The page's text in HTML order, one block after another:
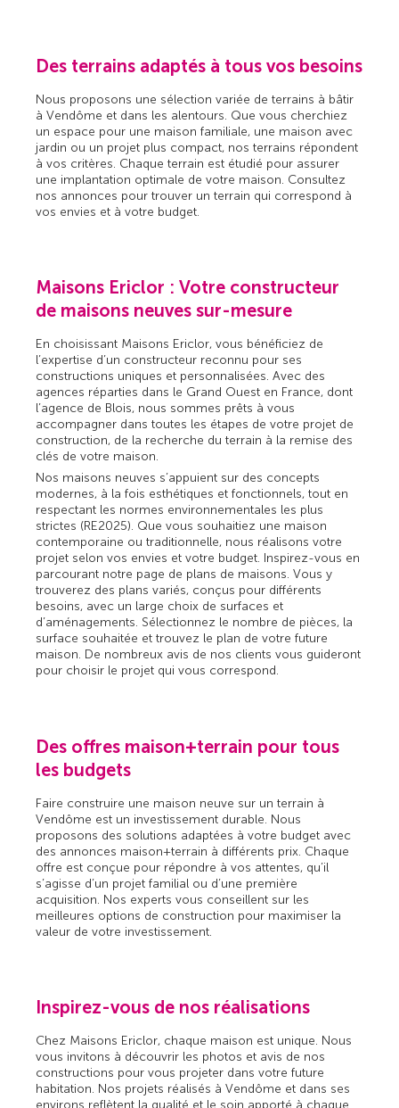
Des terrains adaptés à tous vos besoins
Nous proposons une sélection variée de terrains à bâtir
à Vendôme et dans les alentours. Que vous cherchiez
un espace pour une maison familiale, une maison avec
jardin ou un projet plus compact, nos terrains répondent
à vos critères. Chaque terrain est étudié pour assurer
une implantation optimale de votre maison. Consultez
nos annonces pour trouver un terrain qui correspond à
vos envies et à votre budget.
Maisons Ericlor : Votre constructeur
de maisons neuves sur-mesure
En choisissant Maisons Ericlor, vous bénéficiez de
l’expertise d’un constructeur reconnu pour ses
constructions uniques et personnalisées. Avec des
agences réparties dans le Grand Ouest en France, dont
l’agence de Blois, nous sommes prêts à vous
accompagner dans toutes les étapes de votre projet de
construction, de la recherche du terrain à la remise des
clés de votre maison.
Nos maisons neuves s’appuient sur des concepts
modernes, à la fois esthétiques et fonctionnels, tout en
respectant les normes environnementales les plus
strictes (RE2025). Que vous souhaitiez une maison
contemporaine ou traditionnelle, nous réalisons votre
projet selon vos envies et votre budget. Inspirez-vous en
parcourant notre page de plans de maisons. Vous y
trouverez des plans variés, conçus pour différents
besoins, avec un large choix de surfaces et
d’aménagements. Sélectionnez le nombre de pièces, la
surface souhaitée et trouvez le plan de votre future
maison. De nombreux avis de nos clients vous guideront
pour choisir le projet qui vous correspond.
Des offres maison+terrain pour tous
les budgets
Faire construire une maison neuve sur un terrain à
Vendôme est un investissement durable. Nous
proposons des solutions adaptées à votre budget avec
des annonces maison+terrain à différents prix. Chaque
offre est conçue pour répondre à vos attentes, qu’il
s’agisse d’un projet familial ou d’une première
acquisition. Nos experts vous conseillent sur les
meilleures options de construction pour maximiser la
valeur de votre investissement.
Inspirez-vous de nos réalisations
Chez Maisons Ericlor, chaque maison est unique. Nous
vous invitons à découvrir les photos et avis de nos
constructions pour vous projeter dans votre future
habitation. Nos projets réalisés à Vendôme et dans ses
environs reflètent la qualité et le soin apporté à chaque